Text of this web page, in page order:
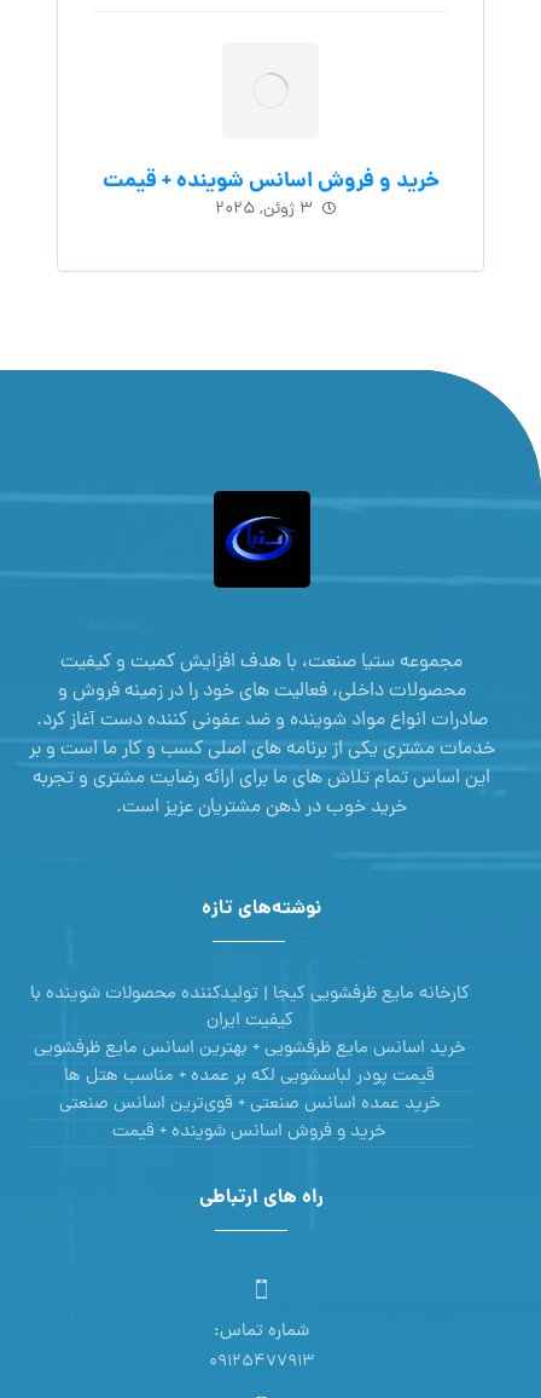
خرید و فروش اسانس شوینده + قیمت
۳ ژوئن, ۲۰۲۵
مجموعه ستیا صنعت، با هدف افزایش کمیت و کیفیت
محصولات داخلی، فعالیت های خود را در زمینه فروش و
صادرات انواع مواد شوینده و ضد عفونی کننده دست آغاز کرد.
خدمات مشتری یکی از برنامه های اصلی کسب و کار ما است و بر
این اساس تمام تلاش های ما برای ارائه رضایت مشتری و تجربه
خرید خوب در ذهن مشتریان عزیز است.
نوشته‌های تازه
کارخانه مایع ظرفشویی کیجا | تولیدکننده محصولات شوینده با
کیفیت ایران
خرید اسانس مایع ظرفشویی + بهترین اسانس مایع ظرفشویی
قیمت پودر لباسشویی لکه بر عمده + مناسب هتل ها
خرید عمده اسانس صنعتی + قوی‌ترین اسانس‌ صنعتی
خرید و فروش اسانس شوینده + قیمت
راه های ارتباطی
شماره تماس:
09125477913